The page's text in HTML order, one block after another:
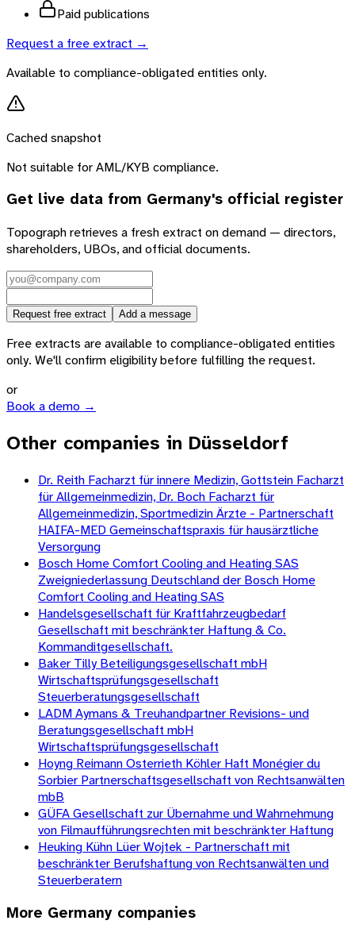
Paid publications
Request a free extract →
Available to compliance-obligated entities only.
Cached snapshot
Not suitable for AML/KYB compliance.
Get live data from Germany's official register
Topograph retrieves a fresh extract on demand — directors,
shareholders, UBOs, and official documents.
Request free extract Add a message
Free extracts are available to compliance-obligated entities
only. We'll confirm eligibility before fulfilling the request.
or
Book a demo →
Other companies in Düsseldorf
Dr. Reith Facharzt für innere Medizin, Gottstein Facharzt
für Allgemeinmedizin, Dr. Boch Facharzt für
Allgemeinmedizin, Sportmedizin Ärzte - Partnerschaft
HAIFA-MED Gemeinschaftspraxis für hausärztliche
Versorgung
Bosch Home Comfort Cooling and Heating SAS
Zweigniederlassung Deutschland der Bosch Home
Comfort Cooling and Heating SAS
Handelsgesellschaft für Kraftfahrzeugbedarf
Gesellschaft mit beschränkter Haftung & Co.
Kommanditgesellschaft.
Baker Tilly Beteiligungsgesellschaft mbH
Wirtschaftsprüfungsgesellschaft
Steuerberatungsgesellschaft
LADM Aymans & Treuhandpartner Revisions- und
Beratungsgesellschaft mbH
Wirtschaftsprüfungsgesellschaft
Hoyng Reimann Osterrieth Köhler Haft Monégier du
Sorbier Partnerschaftsgesellschaft von Rechtsanwälten
mbB
GÜFA Gesellschaft zur Übernahme und Wahrnehmung
von Filmaufführungsrechten mit beschränkter Haftung
Heuking Kühn Lüer Wojtek - Partnerschaft mit
beschränkter Berufshaftung von Rechtsanwälten und
Steuerberatern
More Germany companies